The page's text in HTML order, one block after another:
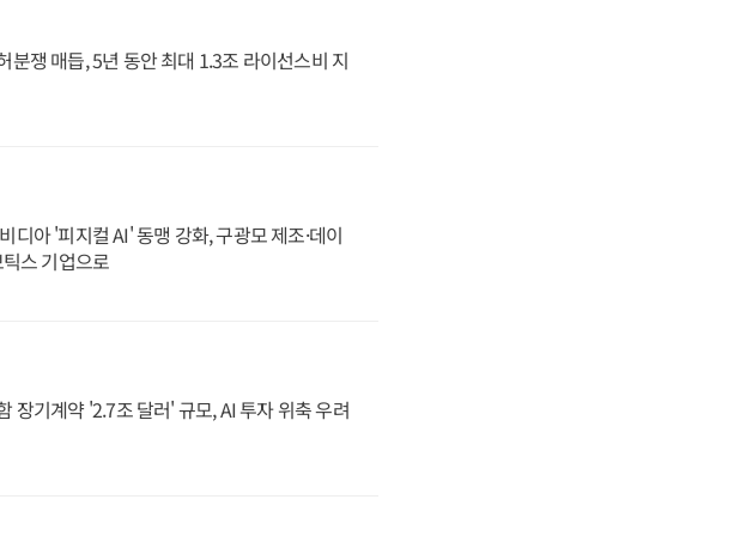
분쟁 매듭, 5년 동안 최대 1.3조 라이선스비 지
디아 '피지컬 AI' 동맹 강화, 구광모 제조·데이
스 기업으로
장기계약 '2.7조 달러' 규모, AI 투자 위축 우려